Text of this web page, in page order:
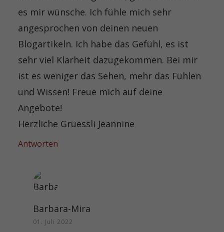
es mir wünsche. Ich fühle mich sehr
angesprochen von deinen neuen
Blogartikeln. Ich habe das Gefühl, es ist
sehr viel Klarheit dazugekommen. Bei mir
ist es weniger das Sehen, mehr das Fühlen
und Wissen! Freue mich auf deine
Angebote!
Herzliche Grüessli Jeannine
Antworten
Barbara-Mira
01. Juli 2022